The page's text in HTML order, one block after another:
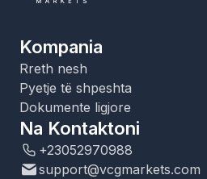
Kompania
Rreth nesh
Pyetje të shpeshta
Dokumente ligjore
Na Kontaktoni
+23052970988
support@vcgmarkets.com